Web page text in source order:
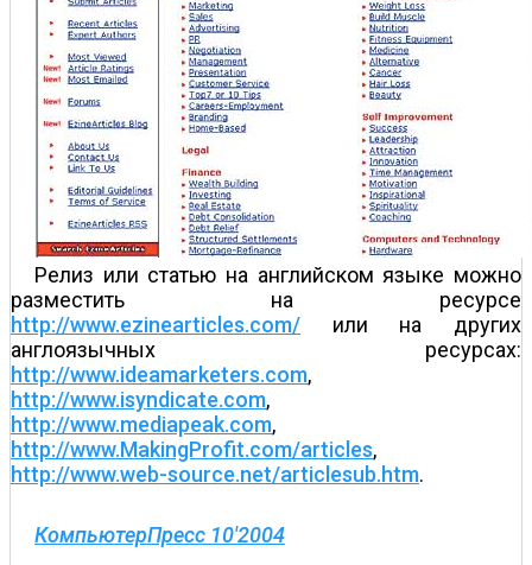
Релиз или статью на английском языке можно
разместить на ресурсе
http://www.ezinearticles.com/ или на других
англоязычных ресурсах:
http://www.ideamarketers.com,
http://www.isyndicate.com,
http://www.mediapeak.com,
http://www.MakingProfit.com/articles,
http://www.web-source.net/articlesub.htm.
КомпьютерПресс 10'2004